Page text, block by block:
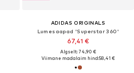
ADIDAS ORIGINALS
Lumesaapad 'Superstar 360'
67,41 €
Algselt: 74,90 €
Viimane madalaim hind:58,41 €